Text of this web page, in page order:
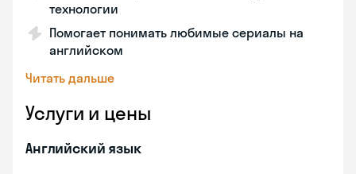
технологии
Помогает понимать любимые сериалы на
английском
Читать дальше
Услуги и цены
Английский язык